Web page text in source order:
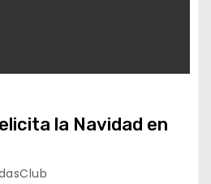
la Navidad en